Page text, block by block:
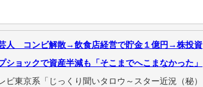
人 コンビ解散→飲食店経営で貯金１億円→株投資
ョックで資産半減も「そこまでへこまなかった」
ビ東京系「じっくり聞いタロウ～スター近況（秘）